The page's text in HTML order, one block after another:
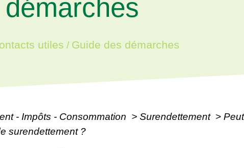
utiles / Guide des démarches
- Impôts - Consommation > Surendettement >
surendettement ?